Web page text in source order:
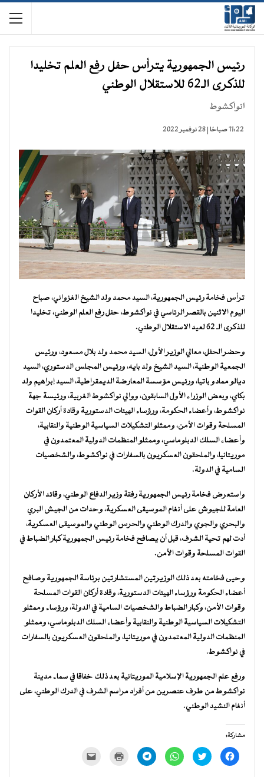
رئيس الجمهورية يترأس حفل رفع العلم تخليدا
للذكرى الـ62 للاستقلال الوطني
انواكشوط
11:22 صباحًا | 28 نوفمبر 2022
ترأس فخامة رئيس الجمهورية، السيد محمد ولد الشيخ الغزواني، صباح
اليوم الاثنين بالقصر الرئاسي في نواكشوط، حفل رفع العلم الوطني، تخليدا
للذكرى الـ 62 لعيد الاستقلال الوطني.
وحضر الحفل، معالي الوزير الأول، السيد محمد ولد بلال مسعود، ورئيس
الجمعية الوطنية، السيد الشيخ ولد بايه، ورئيس المجلس الدستوري، السيد
ديالو ممادو باتيا، ورئيس مؤسسة المعارضة الديمقراطية، السيد إبراهيم ولد
بكاي، وبعض الوزراء الأول السابقون، ووالي نواكشوط الغربية، ورئيسة جهة
نواكشوط، وأعضاء الحكومة، ورؤساء الهيئات الدستورية وقادة أركان القوات
المسلحة وقوات الأمن، وممثلو التشكيلات السياسية الوطنية والنقابية،
وأعضاء السلك الدبلوماسي، وممثلو المنظمات الدولية المعتمدون في
موريتانيا، والملحقون العسكريون بالسفارات في نواكشوط، والشخصيات
السامية في الدولة.
واستعرض فخامة رئيس الجمهورية رفقة وزير الدفاع الوطني، وقائد الأركان
العامة للجيوش على أنغام الموسيقى العسكرية، وحدات من الجيش البري
والبحري والجوي والدرك الوطني والحرس الوطني والموسيقى العسكرية،
أدت لهم تحية الشرف، قبل أن يصافح فخامة رئيس الجمهورية كبار الضباط في
القوات المسلحة وقوات الأمن.
وحيى فخامته بعد ذلك الوزيرتين المستشارتين برئاسة الجمهورية وصافح
أعضاء الحكومة ورؤساء الهيئات الدستورية، وقادة أركان القوات المسلحة
وقوات الأمن، وكبار الضباط والشخصيات السامية في الدولة، ورؤساء وممثلو
التشكيلات السياسية الوطنية والنقابية وأعضاء السلك الدبلوماسي، وممثلو
المنظمات الدولية المعتمدون في موريتانيا، والملحقون العسكريون بالسفارات
في نواكشوط.
ورفع علم الجمهورية الإسلامية الموريتانية بعد ذلك خفاقا في سماء مدينة
نواكشوط من طرف عنصرين من أفراد مراسم الشرف في الدرك الوطني، على
أنغام النشيد الوطني.
مشاركة:
انقر
للمشاركة
اضغط
للمشاركة
انقر
للمشاركة
انقر
للمشاركة للطباعة